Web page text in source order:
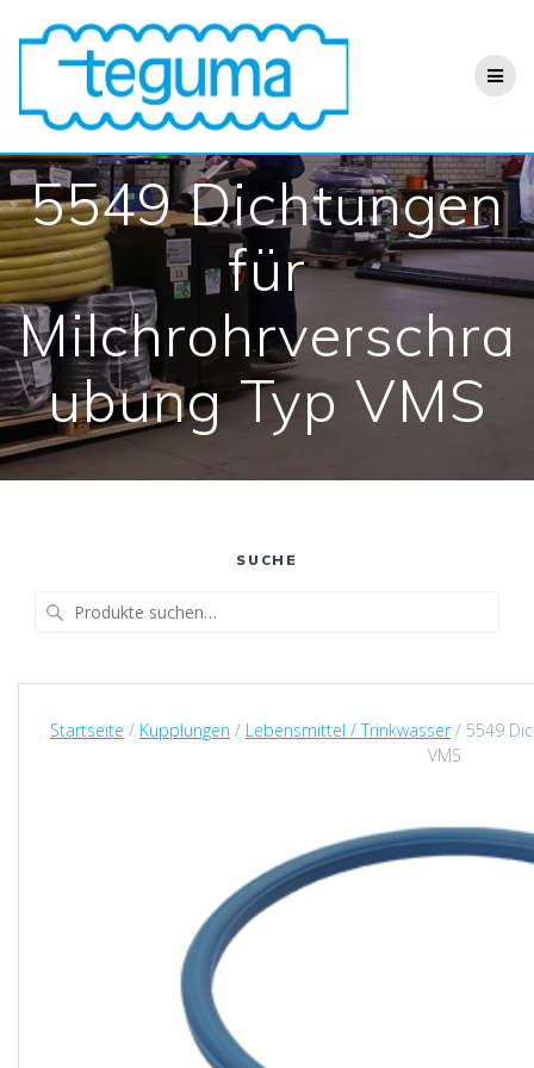
Inhalt
springen
5549 Dichtungen
für
Milchrohrverschra
ubung Typ VMS
SUCHE
Startseite / Kupplungen / Lebensmittel / Trinkwasser/ 5549
VMS